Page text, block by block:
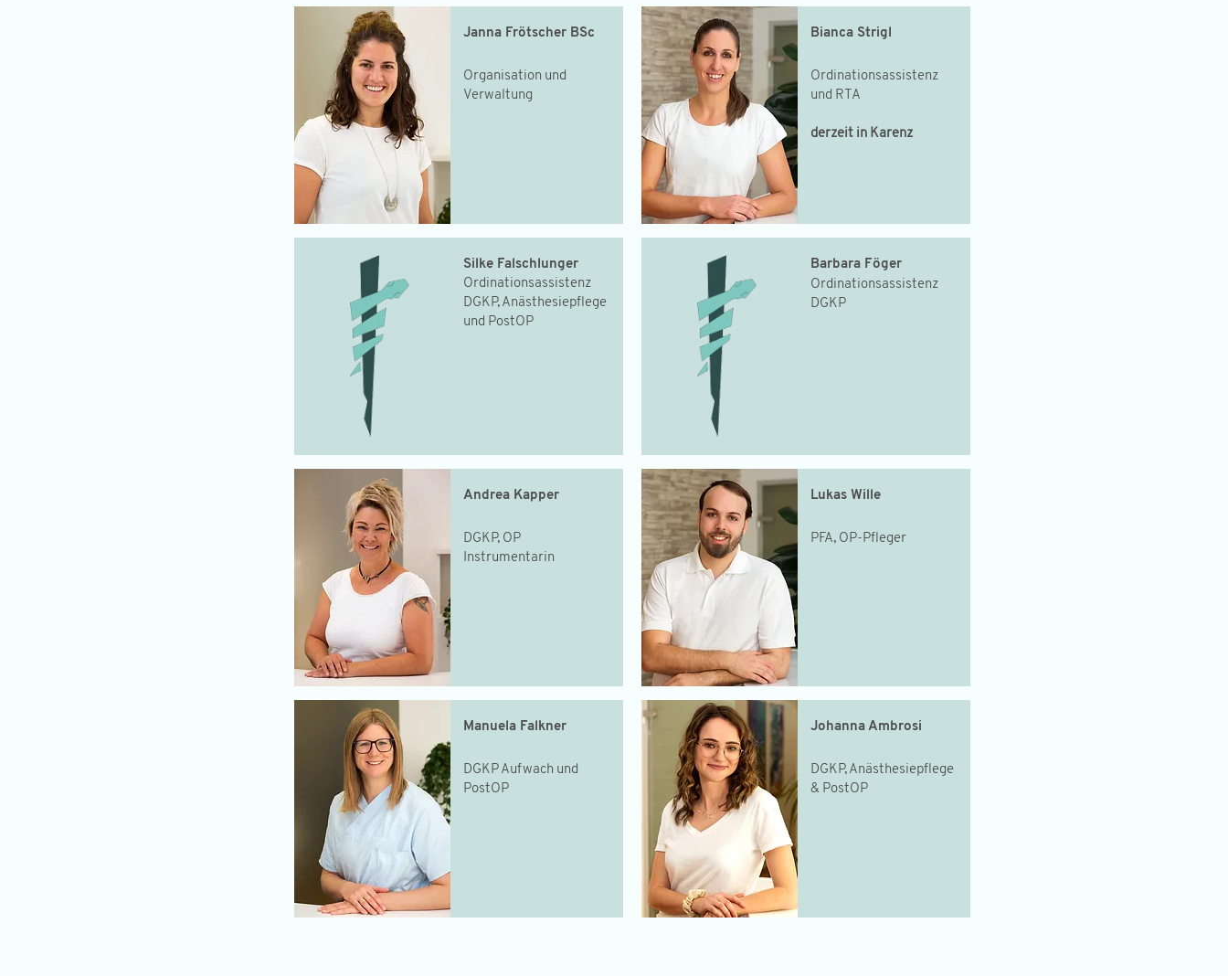
Janna Frötscher BSc
Organisation und
Verwaltung
Silke Falschlunger
Ordinationsassistenz
DGKP, Anästhesiepflege
und PostOP
Andrea Kapper
DGKP, OP
Instrumentarin
Manuela Falkner
DGKP Aufwach und
PostOP
Bianca Strigl
Ordinationsassistenz
und RTA
derzeit in Karenz
Barbara Föger
Ordinationsassistenz
DGKP
Lukas Wille
PFA, OP-Pfleger
Johanna Ambrosi
DGKP, Anästhesiepflege
& PostOP